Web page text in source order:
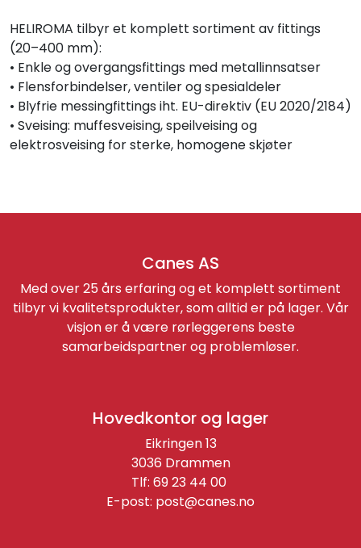
HELIROMA tilbyr et komplett sortiment av fittings
(20–400 mm):
• Enkle og overgangsfittings med metallinnsatser
• Flensforbindelser, ventiler og spesialdeler
• Blyfrie messingfittings iht. EU-direktiv (EU 2020/2184)
• Sveising: muffesveising, speilveising og
elektrosveising for sterke, homogene skjøter
Canes AS
Med over 25 års erfaring og et komplett sortiment
tilbyr vi kvalitetsprodukter, som alltid er på lager. Vår
visjon er å være rørleggerens beste
samarbeidspartner og problemløser.
Hovedkontor og lager
Eikringen 13
3036 Drammen
Tlf: 69 23 44 00
E-post: post@canes.no